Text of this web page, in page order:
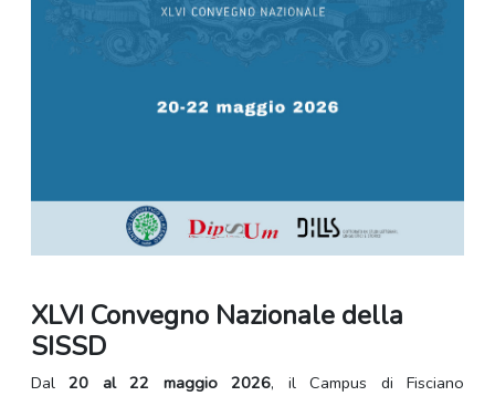
XLVI Convegno Nazionale della
SISSD
Dal20 al 22 maggio 2026, il Campus di Fisciano